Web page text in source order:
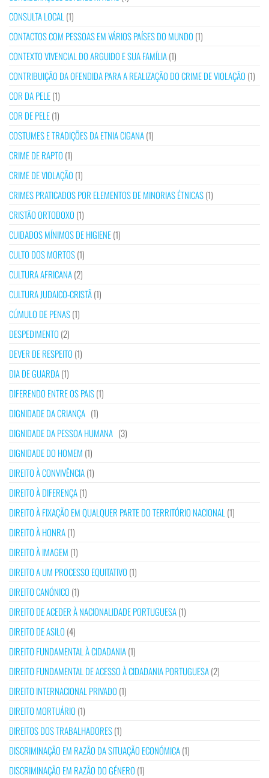
CONSULTA LOCAL (1)
CONTACTOS COM PESSOAS EM VÁRIOS PAÍSES DO MUNDO (1)
CONTEXTO VIVENCIAL DO ARGUIDO E SUA FAMÍLIA(1)
CONTRIBUIÇÃO DA OFENDIDA PARA A REALIZAÇÃO DO CRIME DE VIOLAÇÃO (1)
COR DA PELE(1)
COR DE PELE(1)
COSTUMES E TRADIÇÕES DA ETNIA CIGANA(1)
CRIME DE RAPTO (1)
CRIME DE VIOLAÇÃO (1)
CRIMES PRATICADOS POR ELEMENTOS DE MINORIAS ÉTNICAS(1)
CRISTÃO ORTODOXO (1)
CUIDADOS MÍNIMOS DE HIGIENE(1)
CULTO DOS MORTOS(1)
CULTURA AFRICANA(2)
CULTURA JUDAICO-CRISTÃ(1)
CÚMULO DE PENAS(1)
DESPEDIMENTO (2)
DEVER DE RESPEITO (1)
DIA DE GUARDA(1)
DIFERENDO ENTRE OS PAIS(1)
DIGNIDADE DA CRIANÇA (1)
DIGNIDADE DA PESSOA HUMANA (3)
DIGNIDADE DO HOMEM (1)
DIREITO À CONVIVÊNCIA(1)
DIREITO À DIFERENÇA(1)
DIREITO À FIXAÇÃO EM QUALQUER PARTE DO TERRITÓRIO NACIONAL (1)
DIREITO À HONRA(1)
DIREITO À IMAGEM (1)
DIREITO A UM PROCESSO EQUITATIVO (1)
DIREITO CANÓNICO (1)
DIREITO DE ACEDER À NACIONALIDADE PORTUGUESA(1)
DIREITO DE ASILO (4)
DIREITO FUNDAMENTAL À CIDADANIA(1)
DIREITO FUNDAMENTAL DE ACESSO À CIDADANIA PORTUGUESA(2)
DIREITO INTERNACIONAL PRIVADO (1)
DIREITO MORTUÁRIO (1)
DIREITOS DOS TRABALHADORES(1)
DISCRIMINAÇÃO EM RAZÃO DA SITUAÇÃO ECONÓMICA(1)
DISCRIMINAÇÃO EM RAZÃO DO GÉNERO (1)